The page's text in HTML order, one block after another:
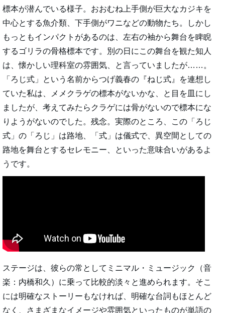
標本が潜んでいる様子。おおむね上手側が巨大なカジキを
中心とする魚介類、下手側がワニなどの動物たち。しかし
もっともインパクトがあるのは、左右の袖から舞台を睥睨
するゴリラの骨格標本です。別の日にこの舞台を観た知人
は、懐かしい理科室の雰囲気、と言っていましたが……。
「ろじ式」という名前からつげ義春の『ねじ式』を連想し
ていた私は、メメクラゲの標本がないかな、と目を皿にし
ましたが、考えてみたらクラゲには骨がないので標本にな
りようがないのでした。残念。実際のところ、この「ろじ
式」の「ろじ」は路地、「式」は儀式で、異空間としての
路地を舞台とするセレモニー、といった意味合いがあるよ
うです。
ステージは、彼らの常としてミニマル・ミュージック（音
楽：内橋和久）に乗って比較的淡々と進められます。そこ
には明確なストーリーもなければ、明確な台詞もほとんど
なく、さまざまなイメージや雰囲気といったものが単語の